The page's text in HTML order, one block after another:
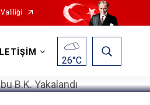
26°C